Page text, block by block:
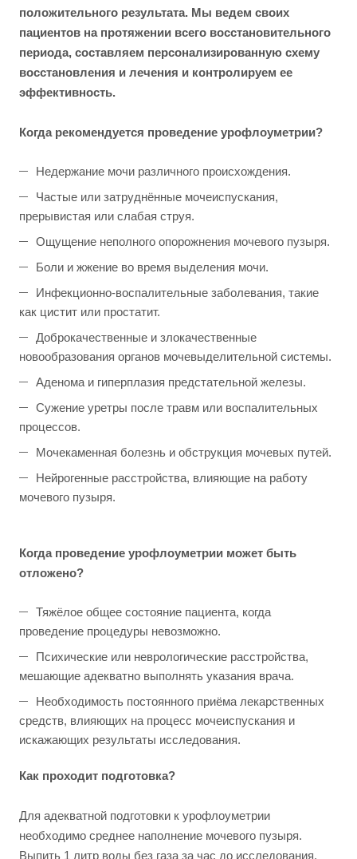
положительного результата. Мы ведем своих
пациентов на протяжении всего восстановительного
периода, составляем персонализированную схему
восстановления и лечения и контролируем ее
эффективность.
Когда рекомендуется проведение урофлоуметрии?
Недержание мочи различного происхождения.
Частые или затруднённые мочеиспускания,
прерывистая или слабая струя.
Ощущение неполного опорожнения мочевого пузыря.
Боли и жжение во время выделения мочи.
Инфекционно-воспалительные заболевания, такие
как цистит или простатит.
Доброкачественные и злокачественные
новообразования органов мочевыделительной системы.
Аденома и гиперплазия предстательной железы.
Сужение уретры после травм или воспалительных
процессов.
Мочекаменная болезнь и обструкция мочевых путей.
Нейрогенные расстройства, влияющие на работу
мочевого пузыря.
Когда проведение урофлоуметрии может быть
отложено?
Тяжёлое общее состояние пациента, когда
проведение процедуры невозможно.
Психические или неврологические расстройства,
мешающие адекватно выполнять указания врача.
Необходимость постоянного приёма лекарственных
средств, влияющих на процесс мочеиспускания и
искажающих результаты исследования.
Как проходит подготовка?
Для адекватной подготовки к урофлоуметрии
необходимо среднее наполнение мочевого пузыря.
Выпить 1 литр воды без газа за час до исследования.